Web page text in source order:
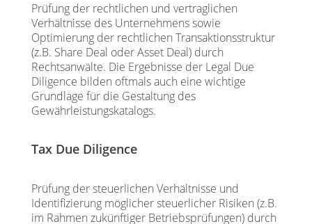
Prüfung der rechtlichen und vertraglichen
Verhältnisse des Unternehmens sowie
Optimierung der rechtlichen Transaktionsstruktur
(z.B. Share Deal oder Asset Deal) durch
Rechtsanwälte. Die Ergebnisse der Legal Due
Diligence bilden oftmals auch eine wichtige
Grundlage für die Gestaltung des
Gewährleistungskatalogs.
Tax Due Diligence
Prüfung der steuerlichen Verhältnisse und
Identifizierung möglicher steuerlicher Risiken (z.B.
im Rahmen zukünftiger Betriebsprüfungen) durch